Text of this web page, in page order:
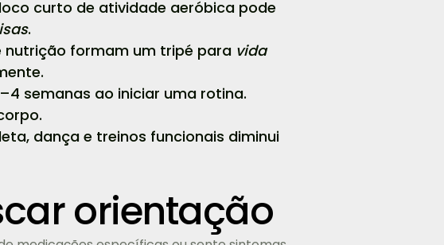
curto de atividade aeróbica pode
.
nutrição formam um tripé para vida
semanas ao iniciar uma rotina.
dança e treinos funcionais diminui
orientação